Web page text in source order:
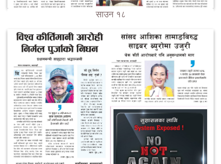
साउन १८